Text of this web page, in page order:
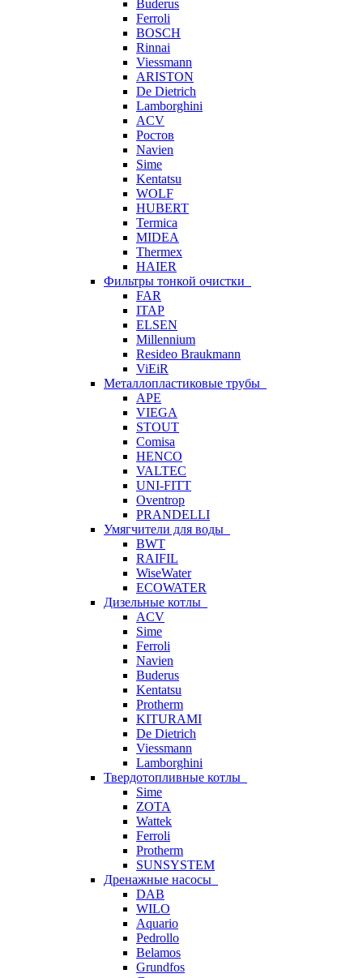
Buderus
Ferroli
BOSCH
Rinnai
Viessmann
ARISTON
De Dietrich
Lamborghini
ACV
Ростов
Navien
Sime
Kentatsu
WOLF
HUBERT
Termica
MIDEA
Thermex
HAIER
Фильтры тонкой очистки
FAR
ITAP
ELSEN
Millennium
Resideo Braukmann
ViEiR
Металлопластиковые трубы
APE
VIEGA
STOUT
Comisa
HENCO
VALTEC
UNI-FITT
Oventrop
PRANDELLI
Умягчители для воды
BWT
RAIFIL
WiseWater
ECOWATER
Дизельные котлы
ACV
Sime
Ferroli
Navien
Buderus
Kentatsu
Protherm
KITURAMI
De Dietrich
Viessmann
Lamborghini
Твердотопливные котлы
Sime
ZOTA
Wattek
Ferroli
Protherm
SUNSYSTEM
Дренажные насосы
DAB
WILO
Aquario
Pedrollo
Belamos
Grundfos